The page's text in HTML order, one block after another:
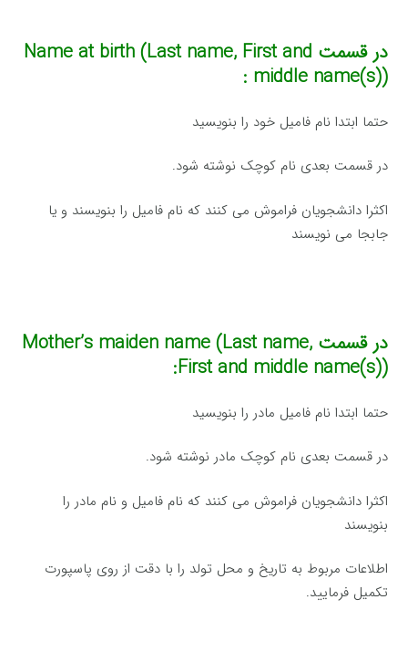
در قسمت Name at birth (Last name, First and
middle name(s)) :
حتما ابتدا نام فامیل خود را بنویسید
در قسمت بعدی نام کوچک نوشته شود.
اکثرا دانشجویان فراموش می کنند که نام فامیل را بنویسند و یا
جابجا می نویسند
در قسمت Mother’s maiden name (Last name,
First and middle name(s)):
حتما ابتدا نام فامیل مادر را بنویسید
در قسمت بعدی نام کوچک مادر نوشته شود.
اکثرا دانشجویان فراموش می کنند که نام فامیل و نام مادر را
بنویسند
اطلاعات مربوط به تاریخ و محل تولد را با دقت از روی پاسپورت
تکمیل فرمایید.